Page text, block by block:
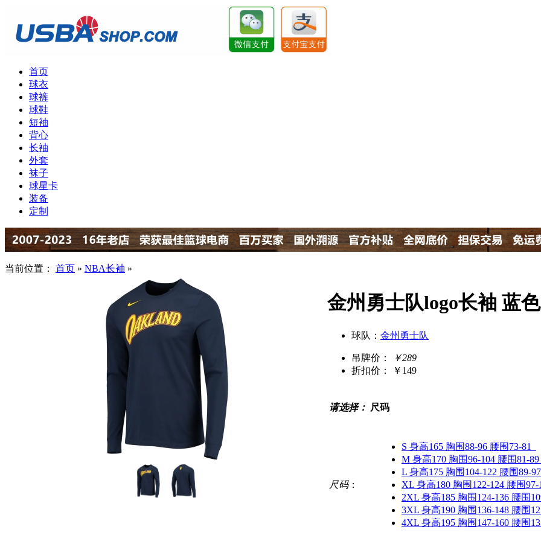
首页
球衣
球裤
球鞋
短袖
背心
长袖
外套
袜子
球星卡
装备
定制
当前位置： 首页 » NBA长袖 »
金州勇士队logo长袖 蓝色
球队： 金州勇士队
吊牌价：
￥289
折扣价：
￥149
请选择： 尺码
尺码：
S 身高165 胸围88-96 腰围73-81
M 身高170 胸围96-104 腰围81-89
L 身高175 胸围104-122 腰围89-97
XL 身高180 胸围122-124 腰围97-
2XL 身高185 胸围124-136 腰围
3XL 身高190 胸围136-148 腰围
4XL 身高195 胸围147-160 腰围